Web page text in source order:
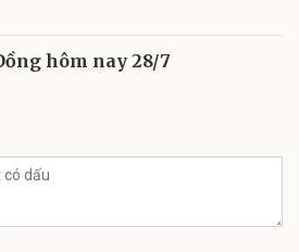
hôm nay 28/7